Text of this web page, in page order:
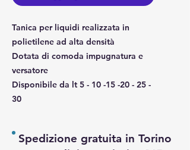
Tanica per liquidi realizzata in
polietilene ad alta densità
Dotata di comoda impugnatura e
versatore
Disponibile da lt 5 - 10 -15 -20 - 25 -
30
Spedizione gratuita in Torino